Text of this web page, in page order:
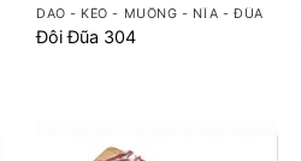
DAO - KÉO - MUỖNG - NĨA - ĐŨA
Đôi Đũa 304